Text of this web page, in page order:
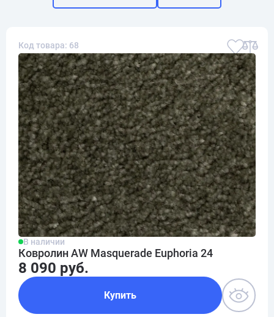
Код товара: 68
В наличии
Ковролин AW Masquerade Euphoria 24
8 090 руб.
Купить